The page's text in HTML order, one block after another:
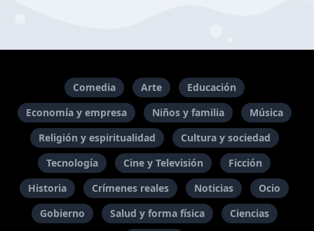
Comedia Arte
Educación
Economía y empresa
Niños y familia
Música
Religión y espiritualidad
Cultura y sociedad
Tecnología
Cine y Televisión
Ficción
Historia
Crímenes reales Noticias
Ocio
Gobierno
Salud y forma física Ciencias